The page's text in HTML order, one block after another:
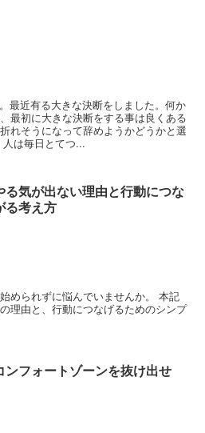
最近有る大きな決断をしました。何か
最初に大きな決断をする事は良くある
れそうになって辞めようかどうかと選
は毎日とてつ...
る気が出ない理由と行動につな
る考え方
められずに悩んでいませんか。 本記
理由と、行動につなげるためのシンプ
ンフォートゾーンを抜け出せ